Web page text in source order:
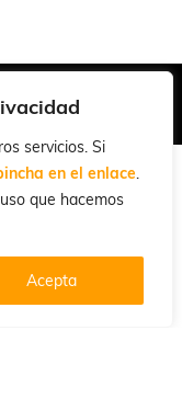
servicios. Si
en el enlace.
que hacemos
Acepta